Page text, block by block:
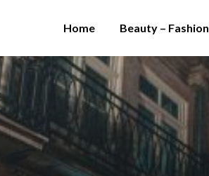
Home Beauty – Fashion